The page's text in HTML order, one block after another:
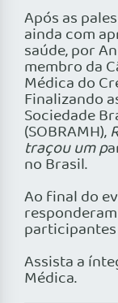
Após as
ainda com
saúde, por
membro da
Médica do
Finalizando
Sociedade
(SOBRAMH),
traçou um p
no Brasil.
Ao final do
Assista a
Médica.